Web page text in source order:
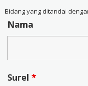
Bidang yang ditandai
Nama
Surel *